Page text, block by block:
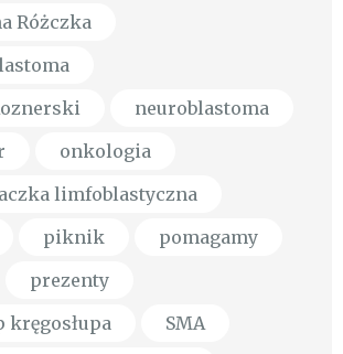
Różczka
neuroblastoma
onkologia
limfoblastyczna
piknik
pomagamy
prezenty
kręgosłupa
SMA